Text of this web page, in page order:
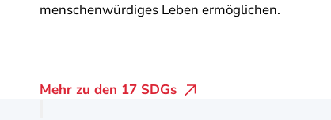
menschenwürdiges Leben ermöglichen.
Mehr zu den 17 SDGs